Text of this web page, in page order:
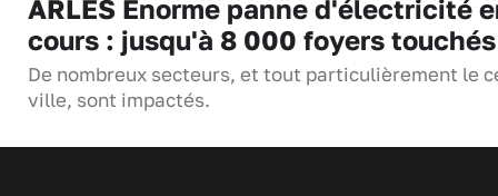
ARLES Enorme panne d'électricité
cours : jusqu'à 8 000 foyers touchés
De nombreux secteurs, et tout particulièrement le
ville, sont impactés.